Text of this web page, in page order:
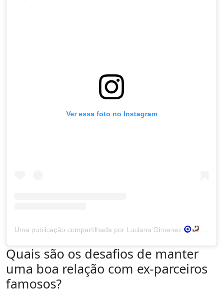
Ver essa foto no Instagram
Uma publicação compartilhada por Luciana Gimenez
Quais são os desafios de manter
uma boa relação com ex-parceiros
famosos?